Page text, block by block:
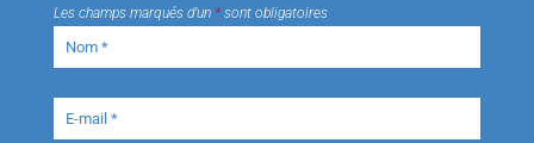
Les champs marqués d’un *sont obligatoires